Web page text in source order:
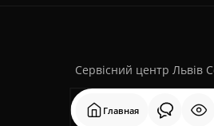
Главная
Сервісний центр Львів